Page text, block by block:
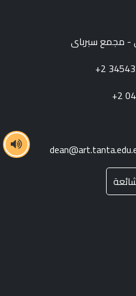
- مجمع سبرباى